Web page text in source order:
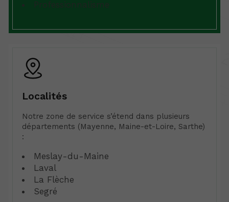
Professionnalisme
Localités
Notre zone de service s’étend dans plusieurs
départements (Mayenne, Maine-et-Loire, Sarthe)
:
Meslay-du-Maine
Laval
La Flèche
Segré